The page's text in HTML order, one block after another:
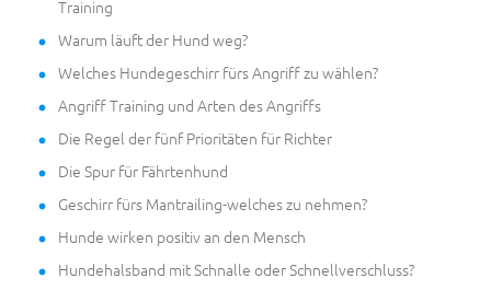
Training
Warum läuft der Hund weg?
Welches Hundegeschirr fürs Angriff zu wählen?
Angriff Training und Arten des Angriffs
Die Regel der fünf Prioritäten für Richter
Die Spur für Fährtenhund
Geschirr fürs Mantrailing-welches zu nehmen?
Hunde wirken positiv an den Mensch
Hundehalsband mit Schnalle oder Schnellverschluss?